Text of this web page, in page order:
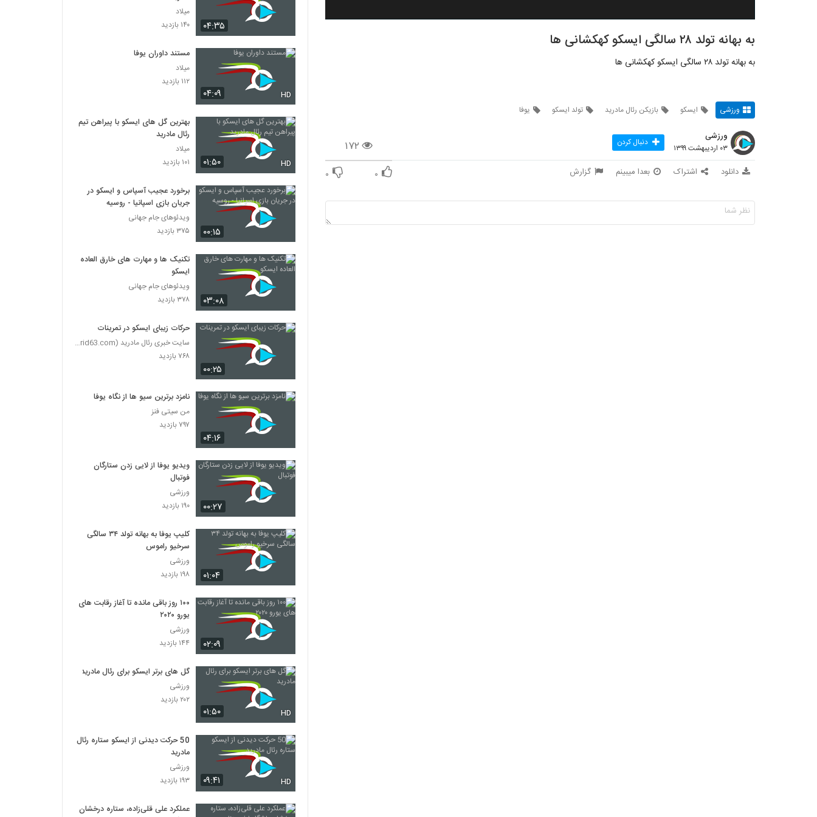
به بهانه تولد ۲۸ سالگی ایسکو کهکشانی ها
به بهانه تولد ۲۸ سالگی ایسکو کهکشانی ها
ورزشی ایسکو بازیکن رئال مادرید تولد ایسکو یوفا
۱۷۲
ورزشی
۰۳ اردیبهشت ۱۳۹۹ دنبال کردن
دانلود اشتراک بعدا میبینم گزارش ۰ ۰
۰۴:۳۵
میلاد
۱۴۰ بازدید
۰۴:۰۹ HD
مستند داوران یوفا
میلاد
۱۱۲ بازدید
۰۱:۵۰ HD
بهترین گل های ایسکو با پیراهن تیم
رئال مادرید
میلاد
۱۰۱ بازدید
۰۰:۱۵
برخورد عجیب آسپاس و ایسکو در
جریان بازی اسپانیا - روسیه
ویدئوهای جام جهانی
۳۷۵ بازدید
۰۳:۰۸
تکنیک ها و مهارت های خارق العاده
ایسکو
ویدئوهای جام جهانی
۳۷۸ بازدید
۰۰:۲۵
حرکات زیبای ایسکو در تمرینات
سایت خبری رئال مادرید (www.realmadrid63.com)
۷۶۸ بازدید
۰۴:۱۶
نامزد برترین سیو ها از نگاه یوفا
من سیتی فنز
۷۹۷ بازدید
۰۰:۲۷
ویدیو یوفا از لایی زدن ستارگان
فوتبال
ورزشی
۱۹۰ بازدید
۰۱:۰۴
کلیپ یوفا به بهانه تولد ۳۴ سالگی
سرخیو راموس
ورزشی
۱۹۸ بازدید
۰۲:۰۹
۱۰۰ روز باقی مانده تا آغاز رقابت‌ های
یورو ۲۰۲۰
ورزشی
۱۴۴ بازدید
۰۱:۵۰ HD
گل های برتر ایسکو برای رئال مادرید
ورزشی
۲۰۲ بازدید
۰۹:۴۱ HD
50 حرکت دیدنی از ایسکو ستاره رئال
مادرید
ورزشی
۱۹۳ بازدید
عملکرد علی قلی‌زاده، ستاره درخشان